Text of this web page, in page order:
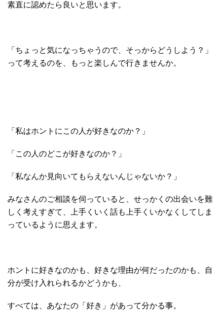
素直に認めたら良いと思います。
「ちょっと気になっちゃうので、そっからどうしよう？」
って考えるのを、もっと楽しんで行きませんか。
「私はホントにこの人が好きなのか？」
「この人のどこが好きなのか？」
「私なんか見向いてもらえないんじゃないか？」
みなさんのご相談を伺っていると、せっかくの出会いを難
しく考えすぎて、上手くいく話も上手くいかなくしてしま
っているように思えます。
ホントに好きなのかも、好きな理由が何だったのかも、自
分が受け入れられるかどうかも、
すべては、あなたの「好き」があって分かる事。